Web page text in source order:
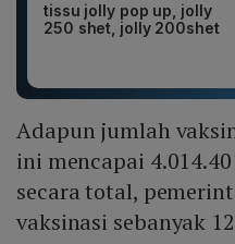
tissu jolly pop up, jolly
250 shet, jolly 200shet
Adapun jumlah
ini mencapai
secara total,
vaksinasi sebanyak